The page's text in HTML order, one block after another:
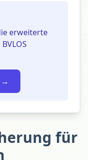
erweiterte
→
für